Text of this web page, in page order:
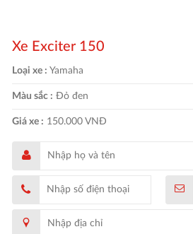
Xe Exciter 150
Loại xe : Yamaha
Màu sắc : Đỏ đen
Giá xe : 150.000 VNĐ